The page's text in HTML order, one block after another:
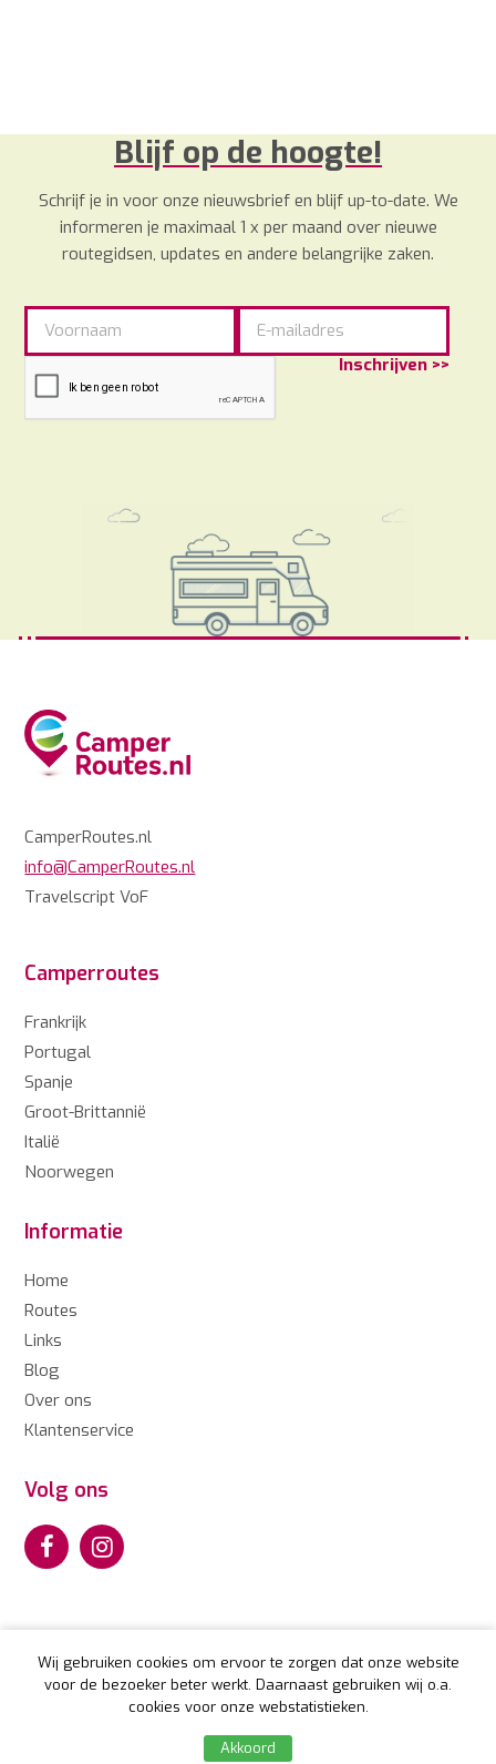
Blijf op de hoogte!
Schrijf je in voor onze nieuwsbrief en blijf up-to-date. We
informeren je maximaal 1 x per maand over nieuwe
routegidsen, updates en andere belangrijke zaken.
Inschrijven >>
CamperRoutes.nl
info@CamperRoutes.nl
Travelscript VoF
Camperroutes
Frankrijk
Portugal
Spanje
Groot-Brittannië
Italië
Noorwegen
Informatie
Home
Routes
Links
Blog
Over ons
Klantenservice
Volg ons
© Copyright Camperroutes.nl 2026. CamperRoutes worden
byWAUW
Wij gebruiken cookies om ervoor te zorgen dat onze website
voor de bezoeker beter werkt. Daarnaast gebruiken wij o.a.
cookies voor onze webstatistieken.
Akkoord